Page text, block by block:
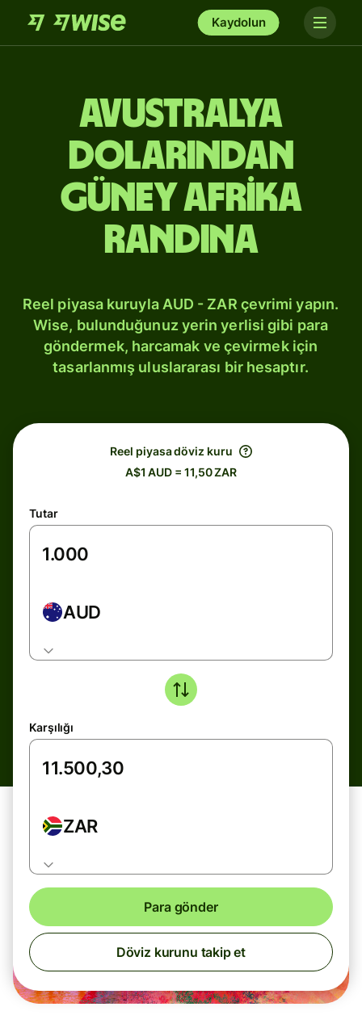
Kaydolun
Avustralya
dolarından
Güney Afrika
randına
Reel piyasa kuruyla AUD - ZAR çevrimi yapın.
Wise, bulunduğunuz yerin yerlisi gibi para
göndermek, harcamak ve çevirmek için
tasarlanmış uluslararası bir hesaptır.
Reel piyasa döviz kuru
A$1 AUD = 11,50 ZAR
Tutar
AUD
Karşılığı
ZAR
Para gönder
Döviz kurunu takip et